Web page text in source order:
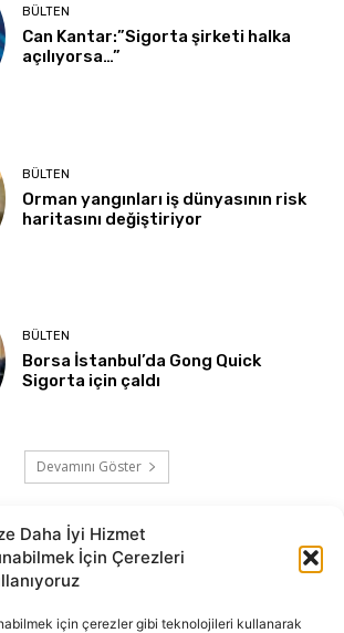
Daha İyi Hizmet
İçin Çerezleri
için çerezler gibi teknolojileri kullanarak
BÜLTEN
Can Kantar:”Sigorta şirketi halka
açılıyorsa…”
BÜLTEN
Orman yangınları iş dünyasının risk
haritasını değiştiriyor
BÜLTEN
Borsa İstanbul’da Gong Quick
Sigorta için çaldı
Devamını Göster